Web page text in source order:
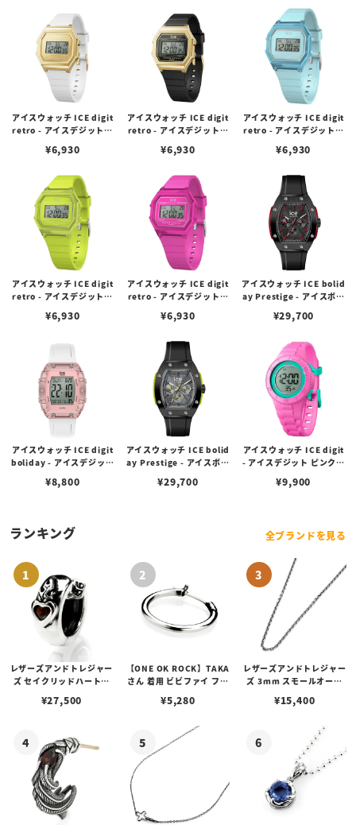
アイスウォッチ ICE digit
retro - アイスデジットレ
（スモール）
¥6,930
アイスウォッチ ICE digit
retro - アイスデジットレ
（スモール）
¥6,930
アイスウォッチ ICE digit
retro - アイスデジットレ
（スモール）
¥6,930
アイスウォッチ ICE digit
retro - アイスデジットレ
ア（スモール）
¥6,930
アイスウォッチ ICE digit
retro - アイスデジットレ
（スモール）
¥6,930
アイスウォッチ ICE bolid
ay Prestige - アイスボリ
クレッド（ラージ）
¥29,700
アイスウォッチ ICE digit
boliday - アイスデジット
アピンク - シルバー（スモ
¥8,800
アイスウォッチ ICE bolid
ay Prestige - アイスボリ
クイエロー（ラージ）
¥29,700
アイスウォッチ ICE digit
- アイスデジット ピンクタ
¥9,900
ランキング 全ブランドを見る
レザーズアンドトレジャー
ズ セイクリッドハートピ
¥27,500
【ONE OK ROCK】TAKA
さん 着用 ビビファイ フー
¥5,280
レザーズアンドトレジャー
ズ 3mm スモールオーバ
ブスタークラスプ＆LTロ
¥15,400